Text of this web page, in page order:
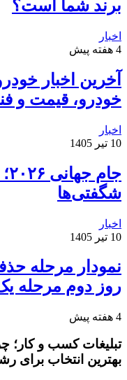
برند شما است؟
اخبار
4 هفته پیش
آخرین اخبار
خودرو، قیمت و
اخبار
10 تیر 1405
شگفتی‌ها
اخبار
10 تیر 1405
روز دوم مرحله
4 هفته پیش
تبلیغات کسب و کار؛
بهترین انتخاب برای